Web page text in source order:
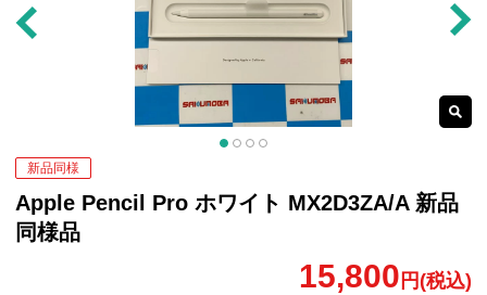
新品同様
Apple Pencil Pro ホワイト MX2D3ZA/A 新品
同様品
15,800 円(税込)